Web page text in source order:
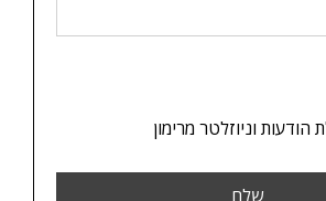
וניוזלטר מרימון